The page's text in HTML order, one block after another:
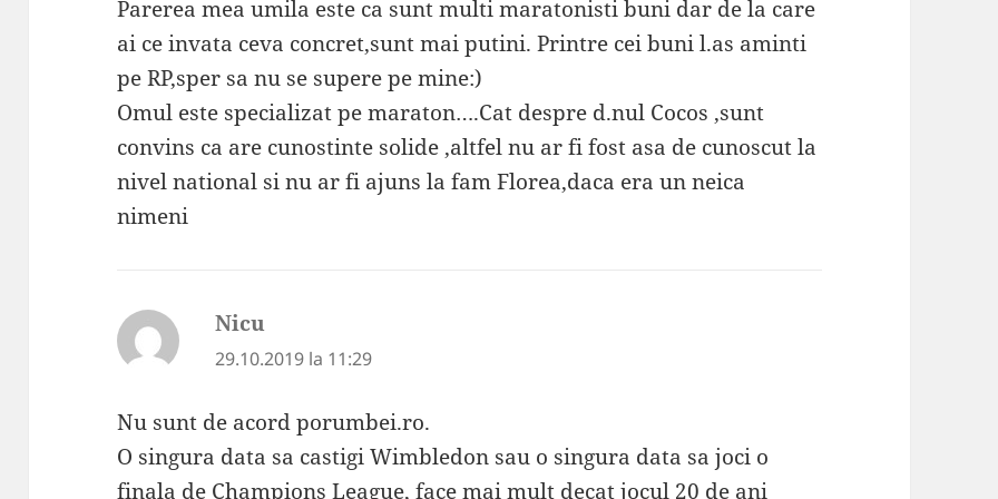
Parerea mea umila este ca sunt multi maratonisti buni dar de la care
ai ce invata ceva concret,sunt mai putini. Printre cei buni l.as aminti
pe RP,sper sa nu se supere pe mine:)
Omul este specializat pe maraton….Cat despre d.nul Cocos ,sunt
convins ca are cunostinte solide ,altfel nu ar fi fost asa de cunoscut la
nivel national si nu ar fi ajuns la fam Florea,daca era un neica
nimeni
Nicu
29.10.2019 la 11:29
Nu sunt de acord porumbei.ro.
O singura data sa castigi Wimbledon sau o singura data sa joci o
finala de Champions League, face mai mult decat jocul 20 de ani